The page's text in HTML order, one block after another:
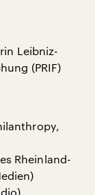
Leibniz-
(PRIF)
Rheinland-